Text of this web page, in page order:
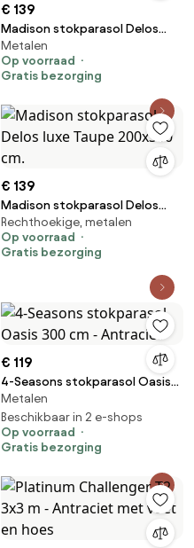
€ 139
Madison stokparasol Delos
Luxe Grey 200x300 cm.
Metalen
Op voorraad
Gratis bezorging
€ 139
Madison stokparasol Delos
luxe Taupe 200x300 cm.
Rechthoekige, metalen
Op voorraad
Gratis bezorging
€ 119
4-Seasons stokparasol Oasis
300 cm - Antraciet
Metalen
Beschikbaar in 2 e-shops
Op voorraad
Gratis bezorging